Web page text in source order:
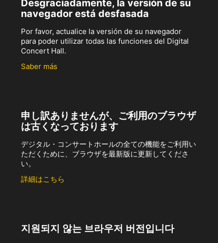
Desgraciadamente, la versión de su
navegador está desfasada
Por favor, actualice la versión de su navegador
para poder utilizar todas las funciones del Digital
Concert Hall.
Saber más
申し訳ありませんが、ご利用のブラウザ
は古くなっております
デジタル・コンサートホールの全ての機能をご利用い
ただくために、ブラウザを最新版に更新してくださ
い。
詳細はこちら
지원되지 않는 브라우저 버전입니다